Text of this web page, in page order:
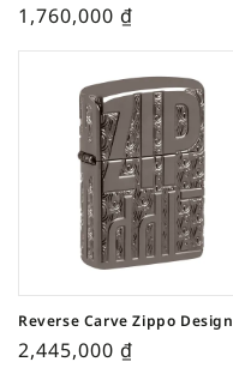
1,760,000 ₫
Reverse Carve Zippo Design
2,445,000 ₫